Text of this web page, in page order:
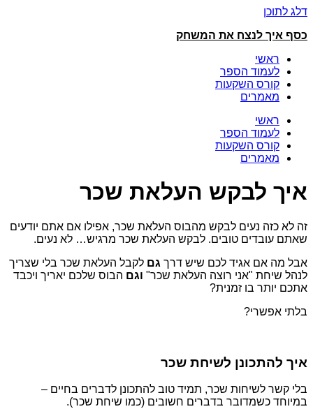
דלג לתוכן
כסף איך לנצח את המשחק
ראשי
לעמוד הספר
קורס השקעות
מאמרים
ראשי
לעמוד הספר
קורס השקעות
מאמרים
איך לבקש העלאת שכר
זה לא כזה נעים לבקש מהבוס העלאת שכר, אפילו אם אתם יודעים
שאתם עובדים טובים. לבקש העלאת שכר מרגיש… לא נעים.
אבל מה אם אגיד לכם שיש דרך גם לקבל העלאת שכר בלי שצריך
לנהל שיחת "אני רוצה העלאת שכר" וגם הבוס שלכם יאריך ויכבד
אתכם יותר בו זמנית?
בלתי אפשרי?
איך להתכונן לשיחת שכר
בלי קשר לשיחות שכר, תמיד טוב להתכונן לדברים בחיים –
במיוחד כשמדובר בדברים חשובים (כמו שיחת שכר).